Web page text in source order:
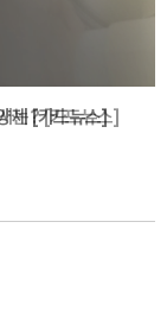
제 [카드뉴스]